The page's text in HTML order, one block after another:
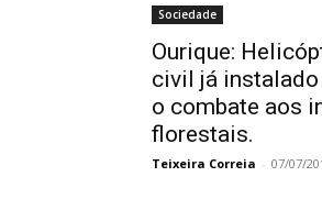
Sociedade
Ourique:
civil já
o combate aos
florestais.
Teixeira Correia - 07/07/